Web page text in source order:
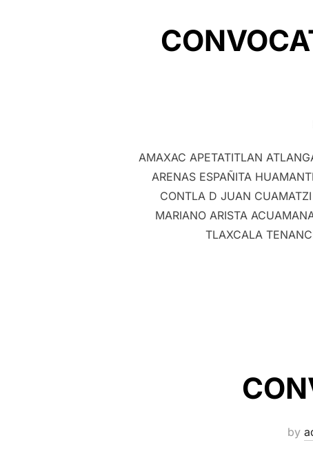
AMAXAC APETATITLAN
ARENAS ESPAÑITA
CONTLA D JUAN
MARIANO ARISTA
TLAXCALA
by